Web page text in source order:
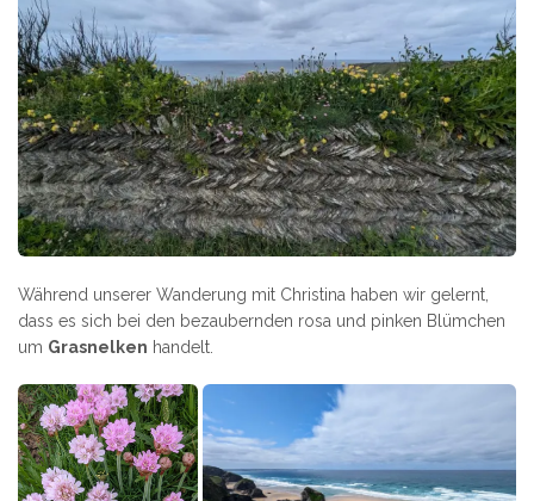
Während unserer Wanderung mit Christina haben wir gelernt,
dass es sich bei den bezaubernden rosa und pinken Blümchen
um Grasnelken handelt.